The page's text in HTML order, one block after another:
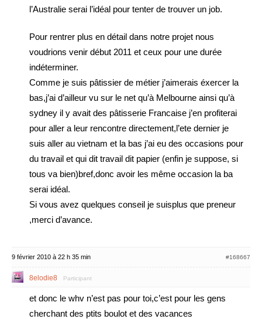
l’Australie serai l’idéal pour tenter de trouver un job.
Pour rentrer plus en détail dans notre projet nous
voudrions venir début 2011 et ceux pour une durée
indéterminer.
Comme je suis pâtissier de métier j’aimerais éxercer la
bas,j’ai d’ailleur vu sur le net qu’à Melbourne ainsi qu’à
sydney il y avait des pâtisserie Francaise j’en profiterai
pour aller a leur rencontre directement,l’ete dernier je
suis aller au vietnam et la bas j’ai eu des occasions pour
du travail et qui dit travail dit papier (enfin je suppose, si
tous va bien)bref,donc avoir les même occasion la ba
serai idéal.
Si vous avez quelques conseil je suisplus que preneur
,merci d’avance.
9 février 2010 à 22 h 35 min #168667
8elodie8 Participant
et donc le whv n’est pas pour toi,c’est pour les gens
cherchant des ptits boulot et des vacances